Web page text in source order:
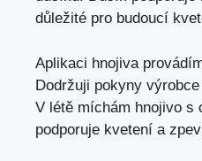
důležité pro budoucí
Aplikaci hnojiva
Dodržuji pokyny
V létě míchám hnojivo s
podporuje kvetení a